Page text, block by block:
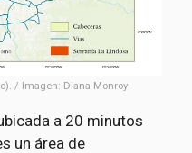
/ Imagen: Diana Monroy
a 20 minutos
un área de